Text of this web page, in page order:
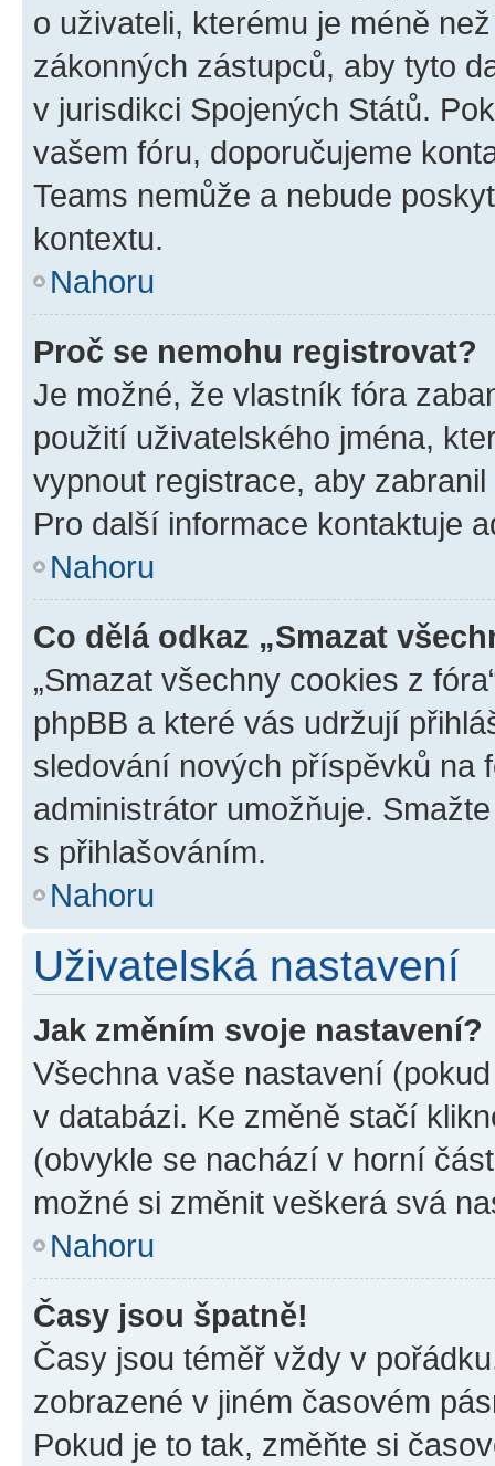
o uživateli, kterému je méně
zákonných zástupců, aby tyto
v jurisdikci Spojených Států.
vašem fóru, doporučujeme
Teams nemůže a nebude
kontextu.
Nahoru
Proč se nemohu registrovat?
Je možné, že vlastník fóra
použití uživatelského jména,
vypnout registrace, aby
Pro další informace kontaktuje
Nahoru
Co dělá odkaz „Smazat
„Smazat všechny cookies z
phpBB a které vás udržují
sledování nových příspěvků na
administrátor umožňuje.
s přihlašováním.
Nahoru
Uživatelská nastavení
Jak změním svoje nastavení?
Všechna vaše nastavení
v databázi. Ke změně stačí
(obvykle se nachází v horní
možné si změnit veškerá svá
Nahoru
Časy jsou špatně!
Časy jsou téměř vždy v
zobrazené v jiném časovém
Pokud je to tak, změňte si